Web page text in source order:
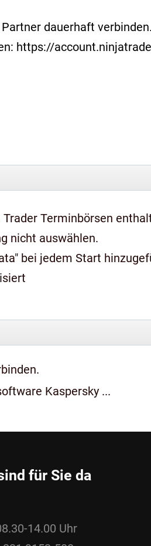
dauerhaft verbinden.
https://
Terminbörsen
nicht auswählen.
bei jedem Start
Kaspersky ...
für Sie da
14.00 Uhr